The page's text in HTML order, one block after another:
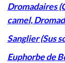
Dromadaires
camel,
Sanglier (Sus
Euphorbe de